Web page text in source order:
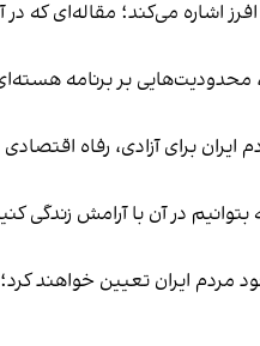
اشاره می‌کند؛ مقاله‌ای که
بر برنامه
برای آزادی، رفاه
در آن با آرامش زندگی
مردم ایران تعیین خواهند